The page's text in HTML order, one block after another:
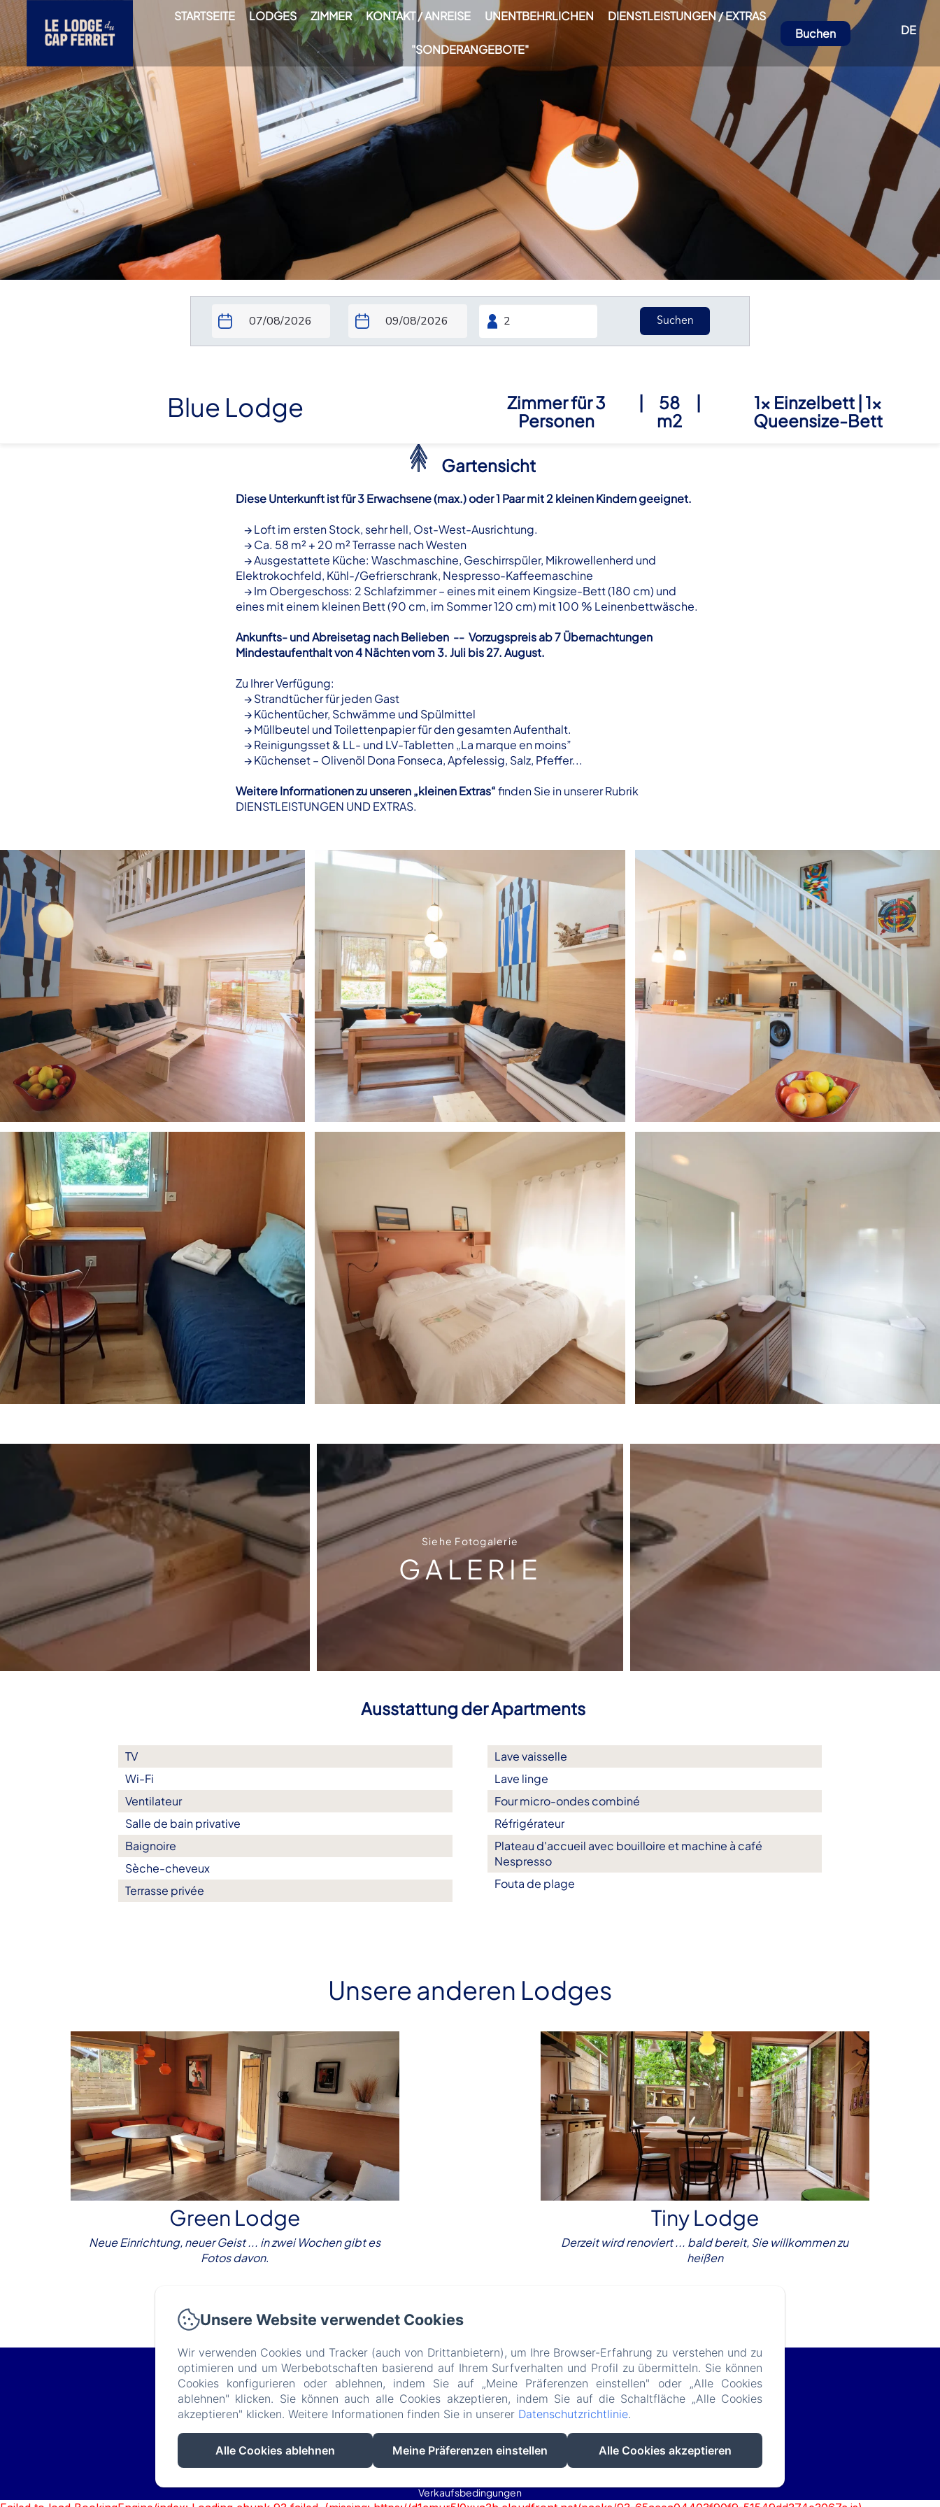
STARTSEITE LODGES ZIMMER KONTAKT / ANREISE UNENTBEHRLICHEN DIENSTLEISTUNGEN / EXTRAS
"SONDERANGEBOTE"
Buchen DE
Suchen
Blue Lodge
Zimmer für 3
Personen
58
m2
1x Einzelbett 1x
Queensize-Bett
Gartensicht
Diese Unterkunft ist für 3 Erwachsene (max.) oder 1 Paar mit 2 kleinen Kindern geeignet.
→ Loft im ersten Stock, sehr hell, Ost-West-Ausrichtung.
→ Ca. 58 m² + 20 m² Terrasse nach Westen
→ Ausgestattete Küche: Waschmaschine, Geschirrspüler, Mikrowellenherd und
Elektrokochfeld, Kühl-/Gefrierschrank, Nespresso-Kaffeemaschine
→ Im Obergeschoss: 2 Schlafzimmer – eines mit einem Kingsize-Bett (180 cm) und
eines mit einem kleinen Bett (90 cm, im Sommer 120 cm) mit 100 % Leinenbettwäsche.
Ankunfts- und Abreisetag nach Belieben -- Vorzugspreis ab 7 Übernachtungen
Mindestaufenthalt von 4 Nächten vom 3. Juli bis 27. August.
Zu Ihrer Verfügung:
→ Strandtücher für jeden Gast
→ Küchentücher, Schwämme und Spülmittel
→ Müllbeutel und Toilettenpapier für den gesamten Aufenthalt.
→ Reinigungsset & LL- und LV-Tabletten „La marque en moins”
→ Küchenset – Olivenöl Dona Fonseca, Apfelessig, Salz, Pfeffer...
Weitere Informationen zu unseren „kleinen Extras“finden Sie in unserer Rubrik
DIENSTLEISTUNGEN UND EXTRAS.
Siehe Fotogalerie
GALERIE
Ausstattung der Apartments
TV
Wi-Fi
Ventilateur
Salle de bain privative
Baignoire
Sèche-cheveux
Terrasse privée
Lave vaisselle
Lave linge
Four micro-ondes combiné
Réfrigérateur
Plateau d'accueil avec bouilloire et machine à café
Nespresso
Fouta de plage
Unsere anderen Lodges
Green Lodge
Neue Einrichtung, neuer Geist ... in zwei Wochen gibt es
Fotos davon.
Tiny Lodge
Derzeit wird renoviert ... bald bereit, Sie willkommen zu
heißen
Le Lodge du Cap Ferret
11 Avenue de Bordeaux, Le Cap Ferret, 33970, Frankreich
lelodgeduferret@gmail.com
(+ 33) 618 982 703
Verkaufsbedingungen
Unsere Website verwendet Cookies
Wir verwenden Cookies und Tracker (auch von Drittanbietern), um Ihre Browser-Erfahrung zu verstehen und zu
optimieren und um Werbebotschaften basierend auf Ihrem Surfverhalten und Profil zu übermitteln. Sie können
Cookies konfigurieren oder ablehnen, indem Sie auf „Meine Präferenzen einstellen" oder „Alle Cookies
ablehnen" klicken. Sie können auch alle Cookies akzeptieren, indem Sie auf die Schaltfläche „Alle Cookies
akzeptieren" klicken. Weitere Informationen finden Sie in unserer Datenschutzrichtlinie.
Alle Cookies ablehnen Meine Präferenzen einstellen Alle Cookies akzeptieren